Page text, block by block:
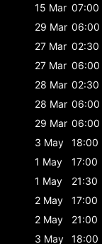
15 Mar 07:00
29 Mar 06:00
27 Mar 02:30
27 Mar 06:00
28 Mar 02:30
28 Mar 06:00
29 Mar 06:00
3 May
18:00
1 May
17:00
1 May
21:30
2 May
17:00
2 May
21:00
3 May 18:00